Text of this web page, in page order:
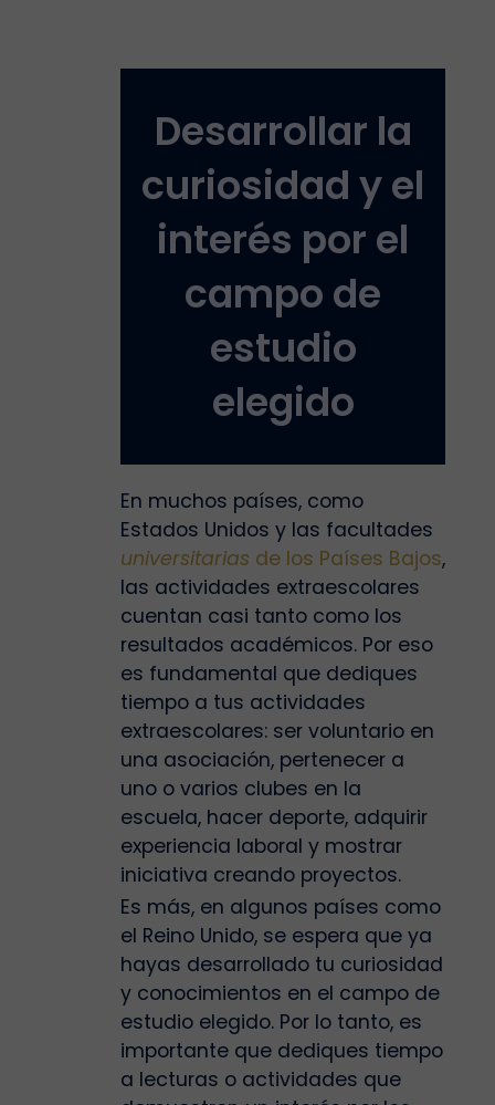
Desarrollar la
curiosidad y el
interés por el
campo de
estudio
elegido
En muchos países, como
Estados Unidos y las facultades
universitarias de los Países Bajos,
las actividades extraescolares
cuentan casi tanto como los
resultados académicos. Por eso
es fundamental que dediques
tiempo a tus actividades
extraescolares: ser voluntario en
una asociación, pertenecer a
uno o varios clubes en la
escuela, hacer deporte, adquirir
experiencia laboral y mostrar
iniciativa creando proyectos.
Es más, en algunos países como
el Reino Unido, se espera que ya
hayas desarrollado tu curiosidad
y conocimientos en el campo de
estudio elegido. Por lo tanto, es
importante que dediques tiempo
a lecturas o actividades que